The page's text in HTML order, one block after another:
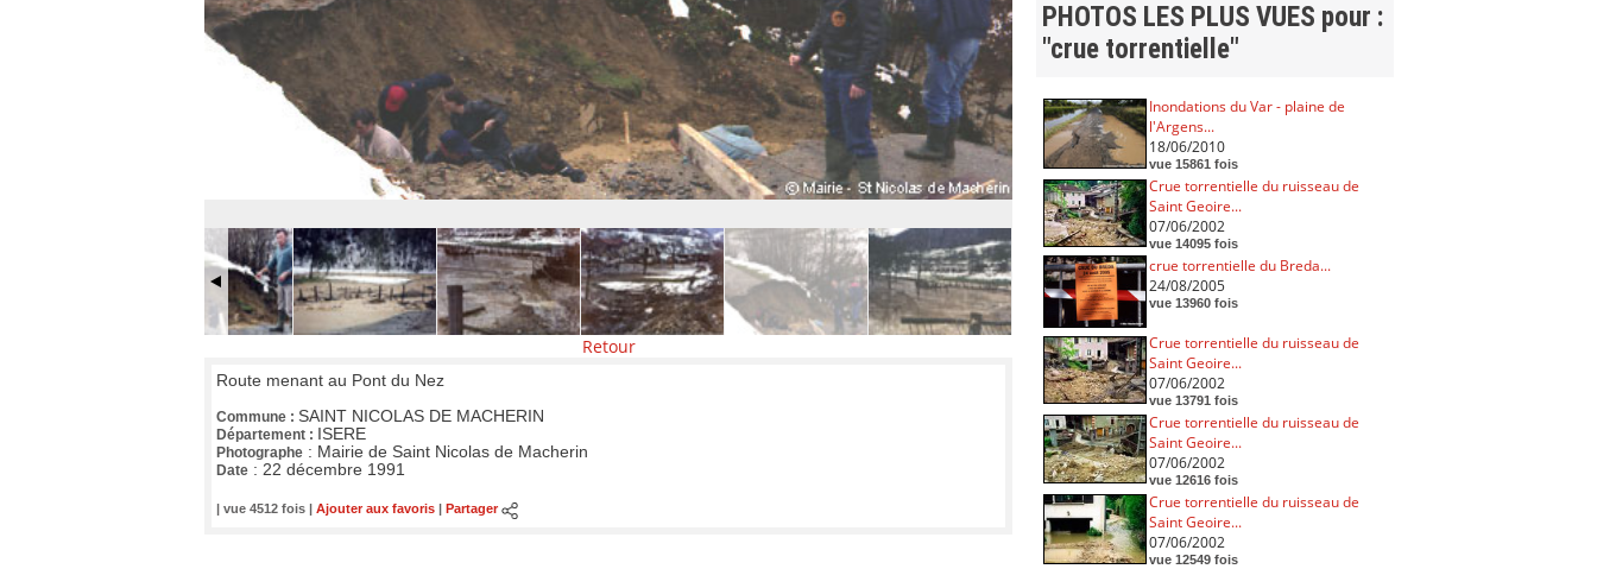
Retour
Route menant au Pont du Nez
Commune : SAINT NICOLAS DE MACHERIN
Département : ISERE
Photographe : Mairie de Saint Nicolas de Macherin
Date : 22 décembre 1991
| vue 4512 fois | Ajouter aux favoris Partager
PHOTOS LES PLUS VUES pour :
"crue torrentielle"
Inondations du Var - plaine de
l'Argens...
18/06/2010
vue 15861 fois
Crue torrentielle du ruisseau de
Saint Geoire...
07/06/2002
vue 14095 fois
crue torrentielle du Breda...
24/08/2005
vue 13960 fois
Crue torrentielle du ruisseau de
Saint Geoire...
07/06/2002
vue 13791 fois
Crue torrentielle du ruisseau de
Saint Geoire...
07/06/2002
vue 12616 fois
Crue torrentielle du ruisseau de
Saint Geoire...
07/06/2002
vue 12549 fois